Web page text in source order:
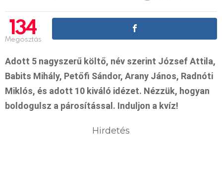
134
Megosztás
Adott 5 nagyszerű költő, név szerint József Attila,
Babits Mihály, Petőfi Sándor, Arany János, Radnóti
Miklós, és adott 10 kiváló idézet. Nézzük, hogyan
boldogulsz a párosítással. Induljon a kvíz!
Hirdetés